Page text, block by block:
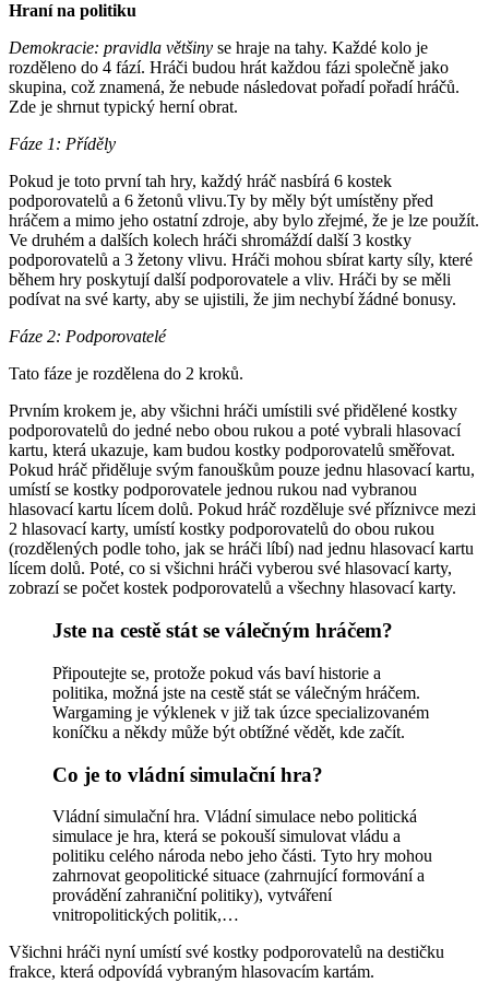
Hraní na politiku
Demokracie: pravidla většiny se hraje na tahy. Každé kolo je
rozděleno do 4 fází. Hráči budou hrát každou fázi společně jako
skupina, což znamená, že nebude následovat pořadí pořadí hráčů.
Zde je shrnut typický herní obrat.
Fáze 1: Příděly
Pokud je toto první tah hry, každý hráč nasbírá 6 kostek
podporovatelů a 6 žetonů vlivu.Ty by měly být umístěny před
hráčem a mimo jeho ostatní zdroje, aby bylo zřejmé, že je lze použít.
Ve druhém a dalších kolech hráči shromáždí další 3 kostky
podporovatelů a 3 žetony vlivu. Hráči mohou sbírat karty síly, které
během hry poskytují další podporovatele a vliv. Hráči by se měli
podívat na své karty, aby se ujistili, že jim nechybí žádné bonusy.
Fáze 2: Podporovatelé
Tato fáze je rozdělena do 2 kroků.
Prvním krokem je, aby všichni hráči umístili své přidělené kostky
podporovatelů do jedné nebo obou rukou a poté vybrali hlasovací
kartu, která ukazuje, kam budou kostky podporovatelů směřovat.
Pokud hráč přiděluje svým fanouškům pouze jednu hlasovací kartu,
umístí se kostky podporovatele jednou rukou nad vybranou
hlasovací kartu lícem dolů. Pokud hráč rozděluje své příznivce mezi
2 hlasovací karty, umístí kostky podporovatelů do obou rukou
(rozdělených podle toho, jak se hráči líbí) nad jednu hlasovací kartu
lícem dolů. Poté, co si všichni hráči vyberou své hlasovací karty,
zobrazí se počet kostek podporovatelů a všechny hlasovací karty.
Jste na cestě stát se válečným hráčem?
Připoutejte se, protože pokud vás baví historie a
politika, možná jste na cestě stát se válečným hráčem.
Wargaming je výklenek v již tak úzce specializovaném
koníčku a někdy může být obtížné vědět, kde začít.
Co je to vládní simulační hra?
Vládní simulační hra. Vládní simulace nebo politická
simulace je hra, která se pokouší simulovat vládu a
politiku celého národa nebo jeho části. Tyto hry mohou
zahrnovat geopolitické situace (zahrnující formování a
provádění zahraniční politiky), vytváření
vnitropolitických politik,…
Všichni hráči nyní umístí své kostky podporovatelů na destičku
frakce, která odpovídá vybraným hlasovacím kartám.